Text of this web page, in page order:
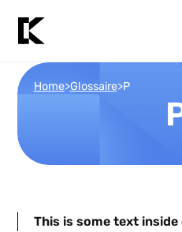
Home>Glossaire>P
This is some text inside